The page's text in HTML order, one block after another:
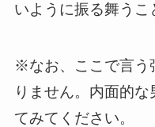
いように振る舞うこ
※なお、ここで言う
りません。内面的
てみてください。